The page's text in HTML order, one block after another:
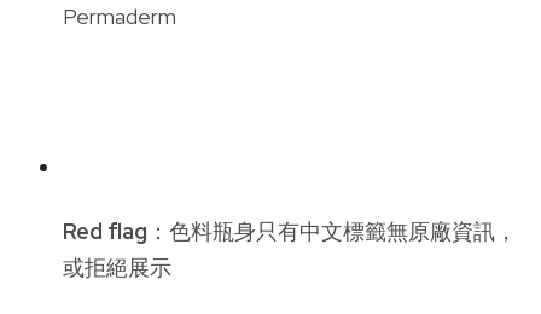
Permaderm
Red flag ：色料瓶身只有中文標籤無原廠資訊，
或拒絕展示